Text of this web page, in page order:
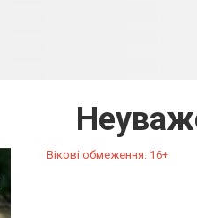
Вікові обмеження: 16+